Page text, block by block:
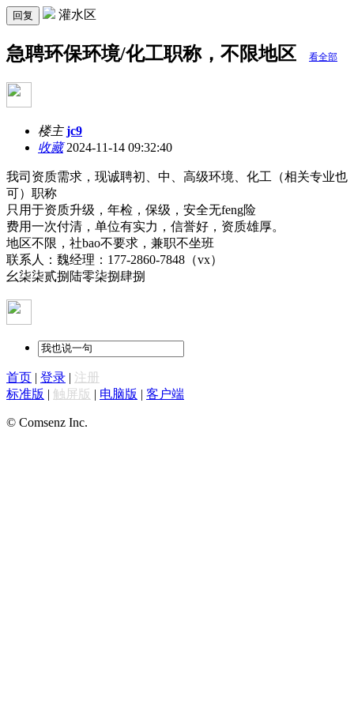
回复 灌水区
急聘环保环境/化工职称，不限地区 看全部
楼主 jc9
收藏2024-11-14 09:32:40
我司资质需求，现诚聘初、中、高级环境、化工（相关专业也
可）职称
只用于资质升级，年检，保级，安全无feng险
费用一次付清，单位有实力，信誉好，资质雄厚。
地区不限，社bao不要求，兼职不坐班
联系人：魏经理：177-2860-7848（vx）
幺柒柒贰捌陆零柒捌肆捌
首页 | 登录 | 注册
标准版 | 触屏版 | 电脑版 | 客户端
© Comsenz Inc.